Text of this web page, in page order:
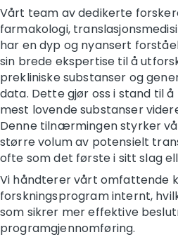
Vårt team av dedikerte
farmakologi,
har en dyp og nyansert
sin brede ekspertise til å
prekliniske substanser og
data. Dette gjør oss i stand til
mest lovende substanser
Denne tilnærmingen styrker
større volum av potensielt
ofte som det første i sitt slag
Vi håndterer vårt omfattende
forskningsprogram internt,
som sikrer mer effektive
programgjennomføring.